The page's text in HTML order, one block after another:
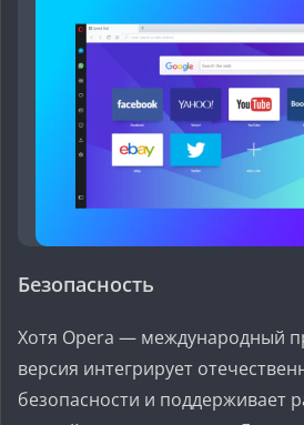
Безопасность
Хотя Opera — международный
версия интегрирует
безопасности и поддерживает